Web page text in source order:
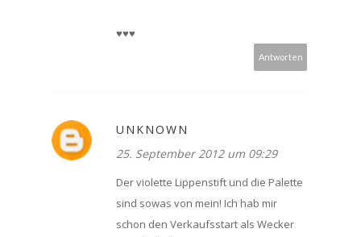
♥♥♥
Antworten
UNKNOWN
25. September 2012 um 09:29
Der violette Lippenstift und die Palette
sind sowas von mein! Ich hab mir
schon den Verkaufsstart als Wecker